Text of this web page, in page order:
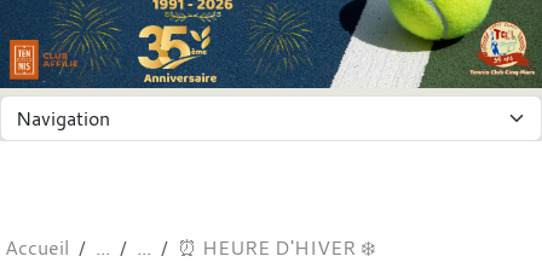
Accueil ⏰ HEURE D'HIVER ❄️
Panneau de gestion des cookies